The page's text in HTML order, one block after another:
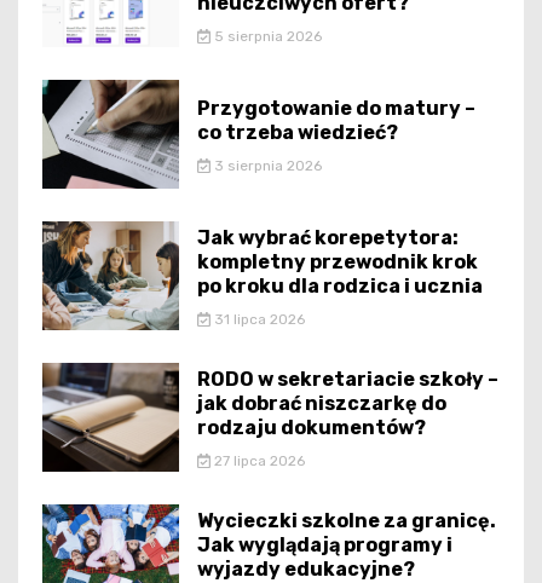
5 sierpnia 2026
Przygotowanie do matury –
co trzeba wiedzieć?
3 sierpnia 2026
Jak wybrać korepetytora:
kompletny przewodnik krok
po kroku dla rodzica i ucznia
31 lipca 2026
RODO w sekretariacie szkoły –
jak dobrać niszczarkę do
rodzaju dokumentów?
27 lipca 2026
Wycieczki szkolne za granicę.
Jak wyglądają programy i
wyjazdy edukacyjne?